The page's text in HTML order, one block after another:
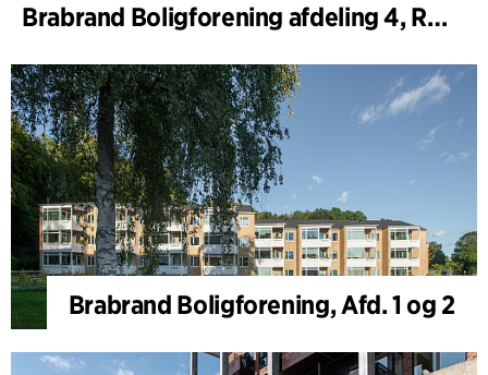
Brabrand Boligforening afdeling 4, Renovering
Brabrand Boligforening, Afd. 1 og 2